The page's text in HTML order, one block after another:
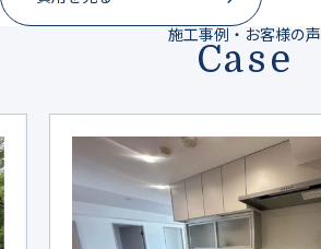
施工事例・お客様の声
Case